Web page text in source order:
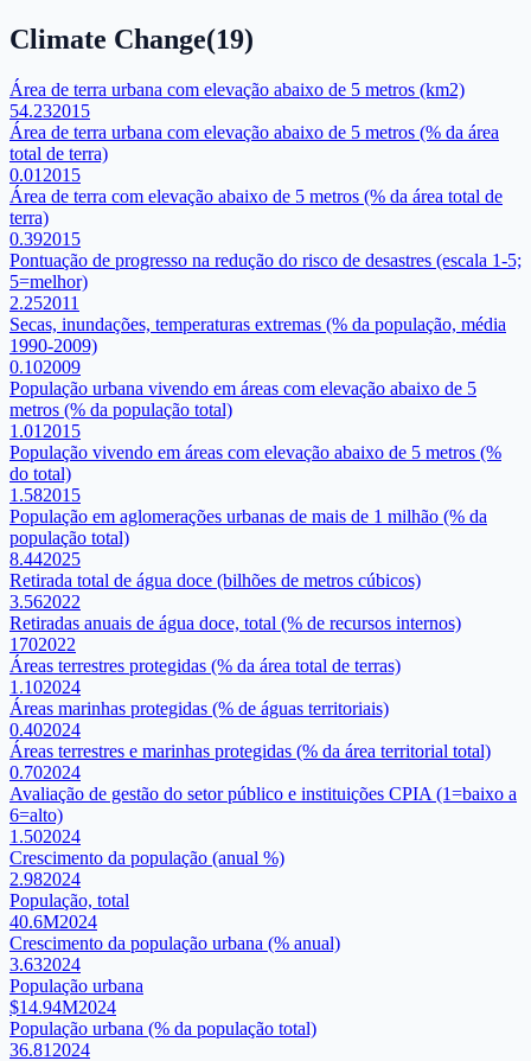
Climate Change(19)
Área de terra urbana com elevação abaixo de 5 metros (km2)
54.232015
Área de terra urbana com elevação abaixo de 5 metros (% da área
total de terra)
0.01 2015
Área de terra com elevação abaixo de 5 metros (% da área total de
terra)
0.392015
Pontuação de progresso na redução do risco de desastres (escala 1-5;
5=melhor)
2.252011
Secas, inundações, temperaturas extremas (% da população, média
1990-2009)
0.102009
População urbana vivendo em áreas com elevação abaixo de 5
metros (% da população total)
1.01 2015
População vivendo em áreas com elevação abaixo de 5 metros (%
do total)
1.582015
População em aglomerações urbanas de mais de 1 milhão (% da
população total)
8.442025
Retirada total de água doce (bilhões de metros cúbicos)
3.562022
Retiradas anuais de água doce, total (% de recursos internos)
1702022
Áreas terrestres protegidas (% da área total de terras)
1.102024
Áreas marinhas protegidas (% de águas territoriais)
0.402024
Áreas terrestres e marinhas protegidas (% da área territorial total)
0.702024
Avaliação de gestão do setor público e instituições CPIA (1=baixo a
6=alto)
1.502024
Crescimento da população (anual %)
2.982024
População, total
40.6M2024
Crescimento da população urbana (% anual)
3.632024
População urbana
$14.94M2024
População urbana (% da população total)
36.81 2024